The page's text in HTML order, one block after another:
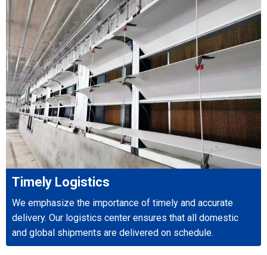
Timely Logistics
We emphasize the importance of timely and accurate
delivery. Our logistics center ensures that all domestic
and global shipments are delivered on schedule.